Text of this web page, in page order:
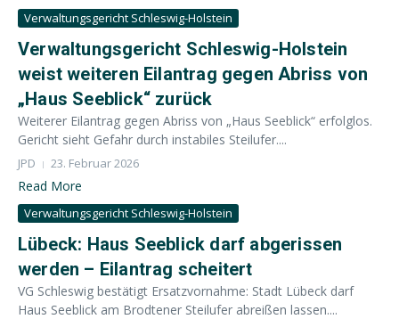
Verwaltungsgericht Schleswig-Holstein
Verwaltungsgericht Schleswig-Holstein
weist weiteren Eilantrag gegen Abriss von
„Haus Seeblick“ zurück
Weiterer Eilantrag gegen Abriss von „Haus Seeblick“ erfolglos.
Gericht sieht Gefahr durch instabiles Steilufer....
JPD 23. Februar 2026
Read More
Verwaltungsgericht Schleswig-Holstein
Lübeck: Haus Seeblick darf abgerissen
werden – Eilantrag scheitert
VG Schleswig bestätigt Ersatzvornahme: Stadt Lübeck darf
Haus Seeblick am Brodtener Steilufer abreißen lassen....